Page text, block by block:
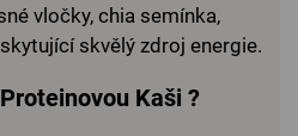
vločky, chia semínka,
skvělý zdroj energie.
Kaši ?